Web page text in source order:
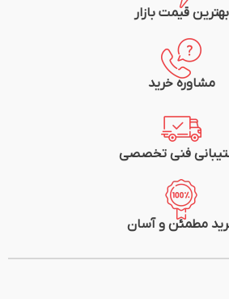
بهترین قیمت بازار
مشاوره خرید
فنی تخصصی
مطمئن و آسان